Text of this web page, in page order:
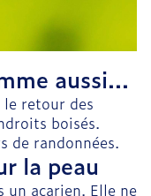
aussi...
le retour des
boisés.
de randonnées.
la peau
un acarien. Elle ne